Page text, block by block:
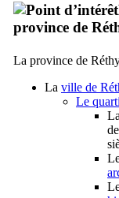
province de
La province de
La ville de
Le
La